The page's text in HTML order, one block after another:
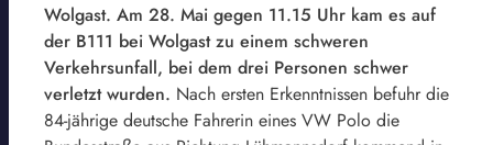
Wolgast. Am 28. Mai gegen 11.15 Uhr kam es auf
der B111 bei Wolgast zu einem schweren
Verkehrsunfall, bei dem drei Personen schwer
verletzt wurden. Nach ersten Erkenntnissen befuhr die
84-jährige deutsche Fahrerin eines VW Polo die